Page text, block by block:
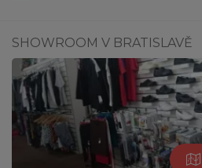
SHOWROOM V BRATISLAVĚ